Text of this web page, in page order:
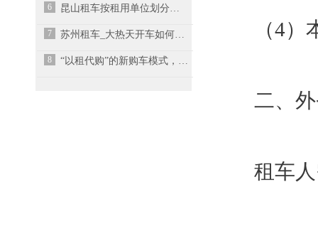
6 昆山租车按租用单位划分种类
7 苏州租车_​大热天开车如何防止爆胎？
8 “以租代购”的新购车模式，元芳你怎么看？
（4
二、
租车